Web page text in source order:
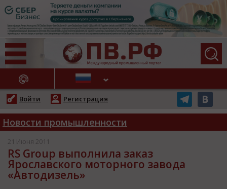
НОВОСТИ
Войти Регистрация
Новости промышленности
21 Июня 2011
RS Group выполнила заказ
Ярославского моторного завода
«Автодизель»